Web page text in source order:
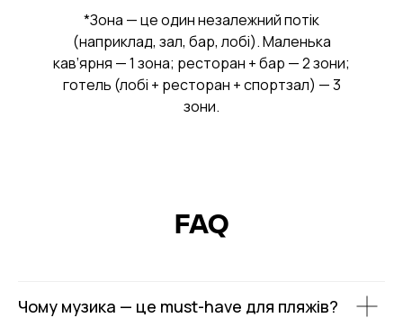
*Зона — це один незалежний потік
(наприклад, зал, бар, лобі). Маленька
кав’ярня — 1 зона; ресторан + бар — 2 зони;
готель (лобі + ресторан + спортзал) — 3
зони.
FAQ
Чому музика — це must-have для пляжів?